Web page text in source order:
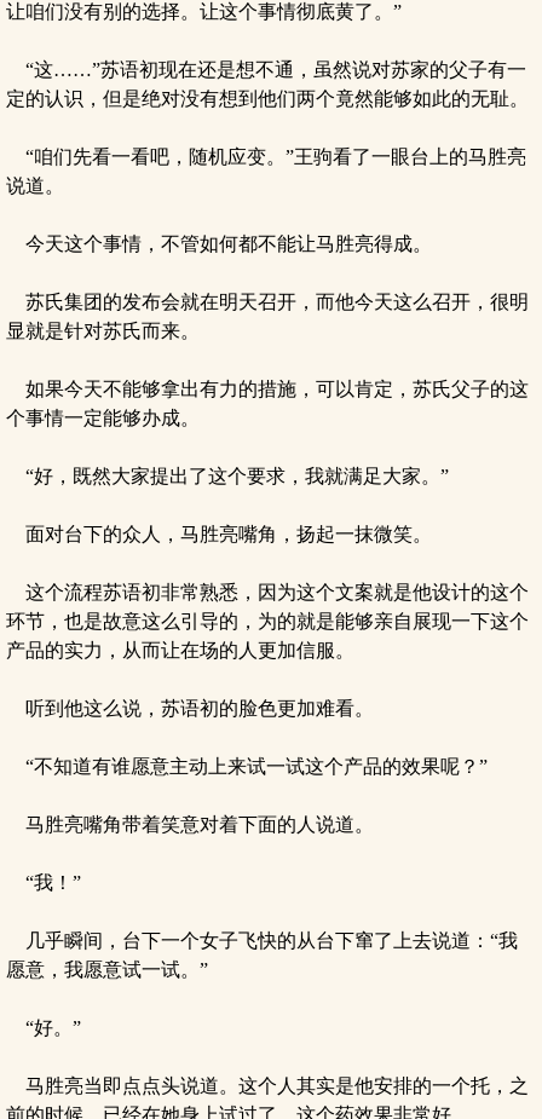
让咱们没有别的选择。让这个事情彻底黄了。”
“这……”苏语初现在还是想不通，虽然说对苏家的父子有一
定的认识，但是绝对没有想到他们两个竟然能够如此的无耻。
“咱们先看一看吧，随机应变。”王驹看了一眼台上的马胜亮
说道。
今天这个事情，不管如何都不能让马胜亮得成。
苏氏集团的发布会就在明天召开，而他今天这么召开，很明
显就是针对苏氏而来。
如果今天不能够拿出有力的措施，可以肯定，苏氏父子的这
个事情一定能够办成。
“好，既然大家提出了这个要求，我就满足大家。”
面对台下的众人，马胜亮嘴角，扬起一抹微笑。
这个流程苏语初非常熟悉，因为这个文案就是他设计的这个
环节，也是故意这么引导的，为的就是能够亲自展现一下这个
产品的实力，从而让在场的人更加信服。
听到他这么说，苏语初的脸色更加难看。
“不知道有谁愿意主动上来试一试这个产品的效果呢？”
马胜亮嘴角带着笑意对着下面的人说道。
“我！”
几乎瞬间，台下一个女子飞快的从台下窜了上去说道：“我
愿意，我愿意试一试。”
“好。”
马胜亮当即点点头说道。这个人其实是他安排的一个托，之
前的时候，已经在她身上试过了，这个药效果非常好。